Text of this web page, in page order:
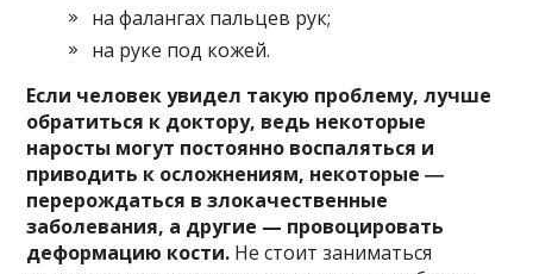
на фалангах пальцев рук;
на руке под кожей.
Если человек увидел такую проблему, лучше
обратиться к доктору, ведь некоторые
наросты могут постоянно воспаляться и
приводить к осложнениям, некоторые ―
перерождаться в злокачественные
заболевания, а другие — провоцировать
деформацию кости. Не стоит заниматься